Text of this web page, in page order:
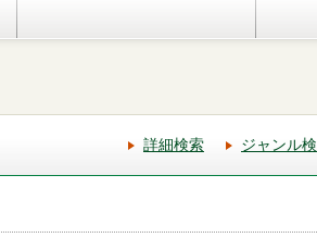
詳細検索 ジャンル